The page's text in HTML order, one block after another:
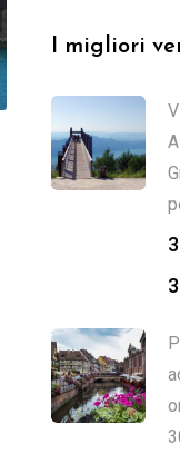
I migliori